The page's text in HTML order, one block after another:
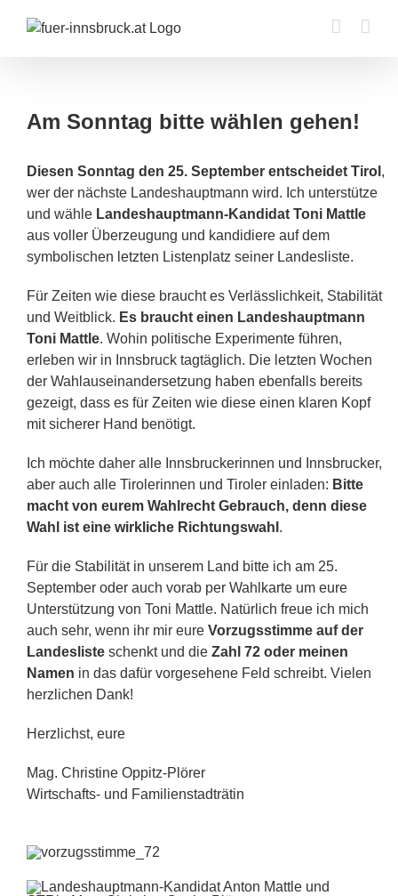
Inhalt
Am Sonntag bitte wählen gehen!
Diesen Sonntag den 25. September entscheidet Tirol ,
wer der nächste Landeshauptmann wird. Ich unterstütze
und wähle Landeshauptmann-Kandidat Toni Mattle
aus voller Überzeugung und kandidiere auf dem
symbolischen letzten Listenplatz seiner Landesliste.
Für Zeiten wie diese braucht es Verlässlichkeit, Stabilität
und Weitblick. Es braucht einen Landeshauptmann
Toni Mattle. Wohin politische Experimente führen,
erleben wir in Innsbruck tagtäglich. Die letzten Wochen
der Wahlauseinandersetzung haben ebenfalls bereits
gezeigt, dass es für Zeiten wie diese einen klaren Kopf
mit sicherer Hand benötigt.
Ich möchte daher alle Innsbruckerinnen und Innsbrucker,
aber auch alle Tirolerinnen und Tiroler einladen: Bitte
macht von eurem Wahlrecht Gebrauch, denn diese
Wahl ist eine wirkliche Richtungswahl .
Für die Stabilität in unserem Land bitte ich am 25.
September oder auch vorab per Wahlkarte um eure
Unterstützung von Toni Mattle. Natürlich freue ich mich
auch sehr, wenn ihr mir eure Vorzugsstimme auf der
Landeslisteschenkt und die Zahl 72 oder meinen
Namen in das dafür vorgesehene Feld schreibt. Vielen
herzlichen Dank!
Herzlichst, eure
Mag. Christine Oppitz-Plörer
Wirtschafts- und Familienstadträtin